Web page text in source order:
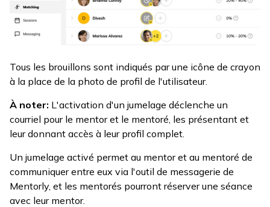
Tous les brouillons sont indiqués par une icône de crayon
à la place de la photo de profil de l'utilisateur.
À noter: L'activation d'un jumelage déclenche un
courriel pour le mentor et le mentoré, les présentant et
leur donnant accès à leur profil complet.
Un jumelage activé permet au mentor et au mentoré de
communiquer entre eux via l'outil de messagerie de
Mentorly, et les mentorés pourront réserver une séance
avec leur mentor.